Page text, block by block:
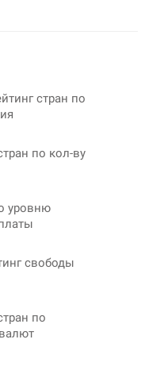
стран по
по кол-ву
уровню
свободы
по